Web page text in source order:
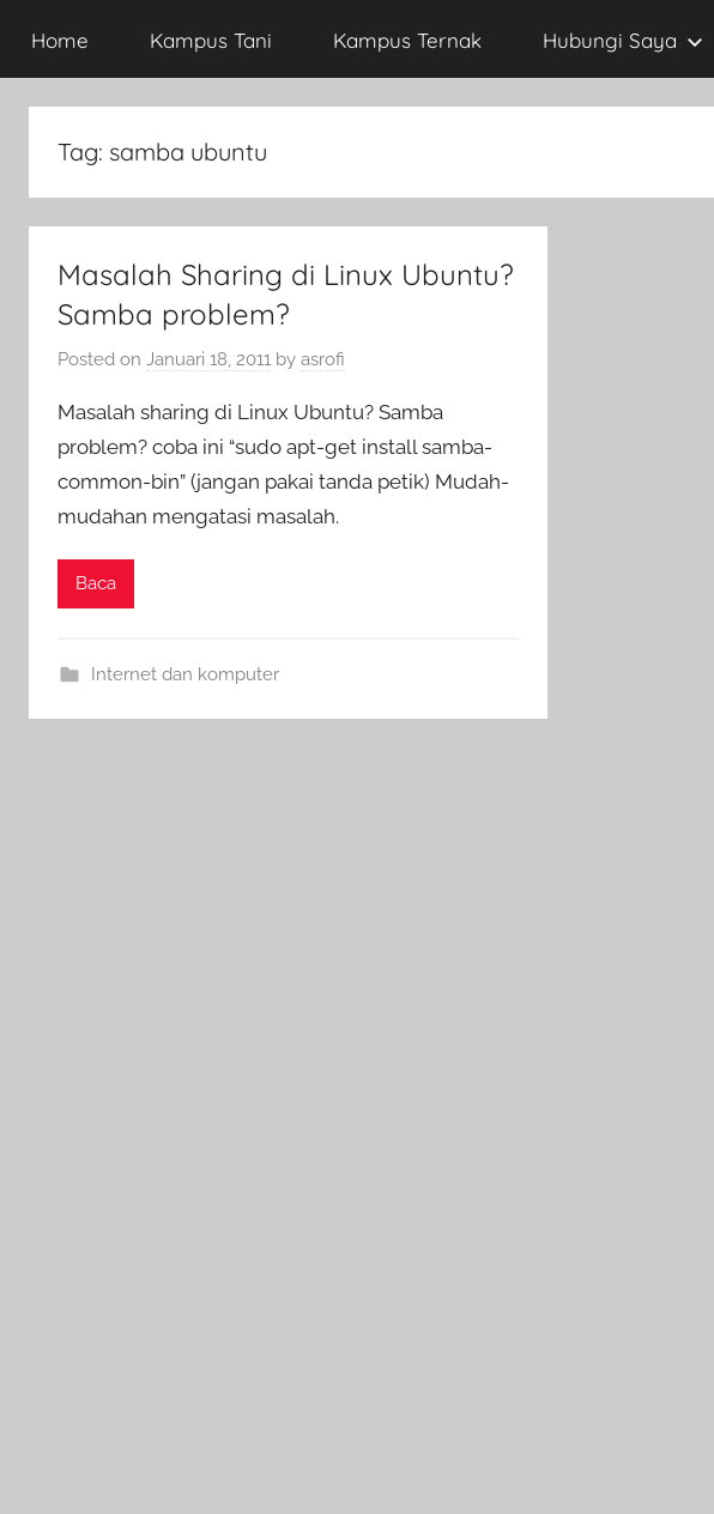
Home Kampus Tani Kampus Ternak Hubungi Saya
Tag: samba ubuntu
Masalah Sharing di Linux Ubuntu?
Samba problem?
Posted on Januari 18, 2011 by asrofi
Masalah sharing di Linux Ubuntu? Samba
problem? coba ini “sudo apt-get install samba-
common-bin” (jangan pakai tanda petik) Mudah-
mudahan mengatasi masalah.
Baca
Internet dan komputer